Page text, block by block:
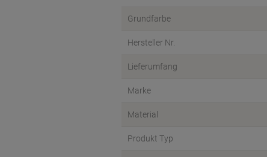
Grundfarbe
Hersteller Nr.
Lieferumfang
Marke
Material
Produkt Typ